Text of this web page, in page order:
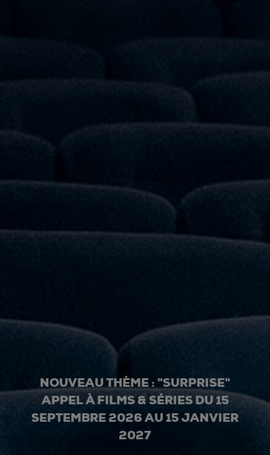
NOUVEAU THÈME : "SURPRISE"
APPEL À FILMS & SÉRIES DU 15
SEPTEMBRE 2026 AU 15 JANVIER
2027